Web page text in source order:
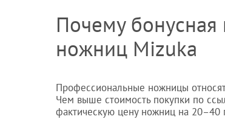
Почему
ножниц Mizuka
Профессиональные ножницы
Чем выше стоимость покупки по
фактическую цену ножниц на